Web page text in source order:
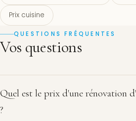
Prix cuisine
QUESTIONS FRÉQUENTES
Vos questions
Quel est le prix d'une rénovation
?